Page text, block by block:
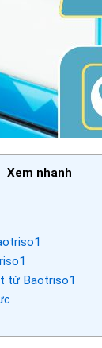
Xem nhanh
từ Baotriso1